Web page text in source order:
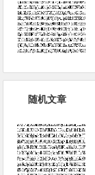
随机文章